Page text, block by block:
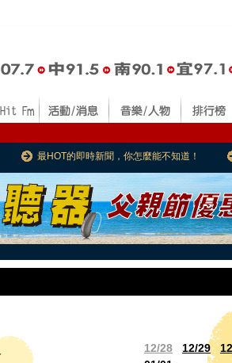
最HOT的即時新聞，你怎麼能不知道！
12/28 12/29